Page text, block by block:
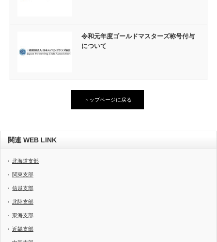
令和元年度ゴールドマスターズ称号付与
について
トップページに戻る
関連 WEB LINK
北海道支部
関東支部
信越支部
北陸支部
東海支部
近畿支部